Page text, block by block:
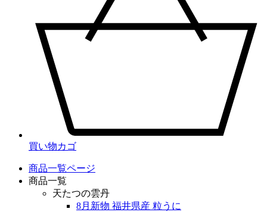
買い物カゴ
商品一覧ページ
商品一覧
天たつの雲丹
8月新物 福井県産 粒うに